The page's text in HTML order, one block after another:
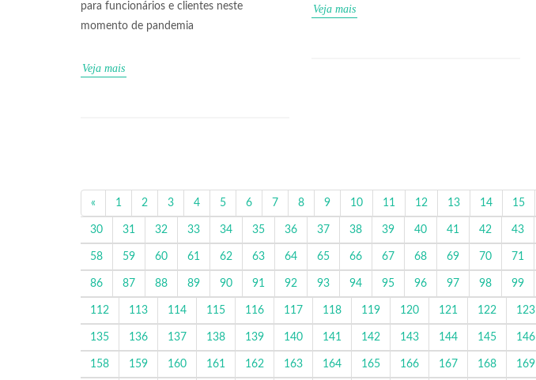
para funcionários e clientes neste
momento de pandemia
Veja mais
Veja mais
« 1 2 3 4 5 6 7 8 9 10 11 12 13 14 15
30 31 32 33 34 35 36 37 38 39 40 41 42 43
58 59 60 61 62 63 64 65 66 67 68 69 70 71
86 87 88 89 90 91 92 93 94 95 96 97 98 99
112 113 114 115 116 117 118 119 120 121 122 123
135 136 137 138 139 140 141 142 143 144 145 146
158 159 160 161 162 163 164 165 166 167 168 169